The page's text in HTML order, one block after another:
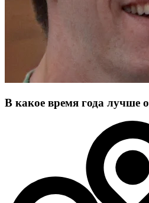
В какое время года лучше